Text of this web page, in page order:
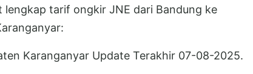
tarif ongkir JNE dari Bandung ke
Karanganyar Update Terakhir 07-08-2025.